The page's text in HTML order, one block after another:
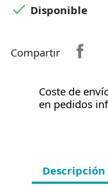
 Disponible
Compartir
Coste de
en pedidos
Descripción